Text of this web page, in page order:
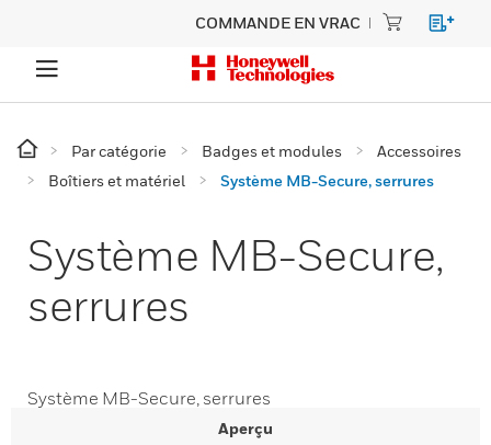
COMMANDE EN VRAC
Par catégorie Badges et modules
Accessoires
Boîtiers et matériel
Système MB-Secure, serrures
Système MB-Secure,
serrures
Système MB-Secure, serrures
Aperçu